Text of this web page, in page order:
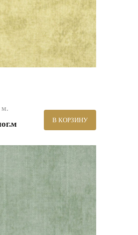
м.
В КОРЗИНУ